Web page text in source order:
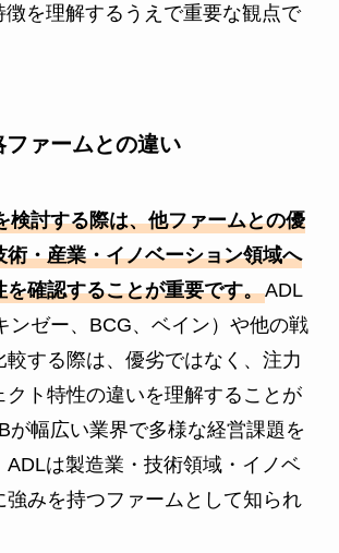
徴を理解するうえで重要な観点で
ァームとの違い
検討する際は、他ファームとの優
術・産業・イノベーション領域へ
を確認することが重要です。ADL
ンゼー、BCG、ベイン）や他の戦
較する際は、優劣ではなく、注力
クト特性の違いを理解することが
が幅広い業界で多様な経営課題を
ADLは製造業・技術領域・イノベ
強みを持つファームとして知られ